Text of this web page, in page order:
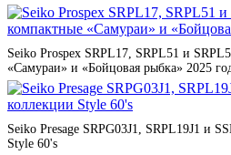
Seiko Prospex SRPL17, SRPL51 и
«Самураи» и «Бойцовая рыбка» 2025
Seiko Presage SRPG03J1, SRPL19J1 и
Style 60's